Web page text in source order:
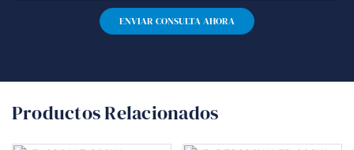
ENVIAR CONSULTA AHORA
Productos Relacionados